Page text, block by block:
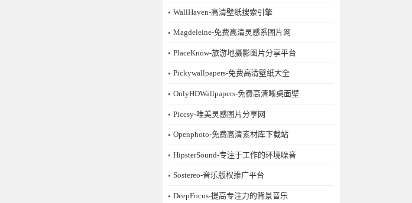
WallHaven-高清壁纸搜索引擎
Magdeleine-免费高清灵感系图片网
PlaceKnow-旅游地摄影图片分享平台
Pickywallpapers-免费高清壁纸大全
OnlyHDWallpapers-免费高清晰桌面壁
Piccsy-唯美灵感图片分享网
Openphoto-免费高清素材库下载站
HipsterSound-专注于工作的环境噪音
Sostereo-音乐版权推广平台
DeepFocus-提高专注力的背景音乐